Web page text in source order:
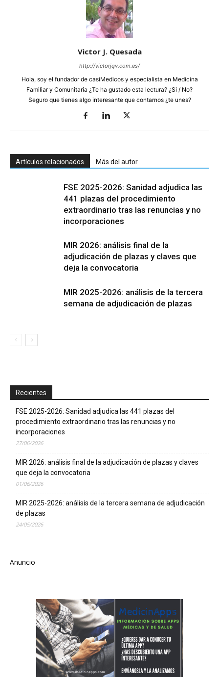
Victor J. Quesada
http://victorjqv.com.es/
Hola, soy el fundador de casiMedicos y especialista en Medicina
Familiar y Comunitaria ¿Te ha gustado esta lectura? ¿Si / No?
Seguro que tienes algo interesante que contarnos ¿te unes?
Artículos relacionados Más del autor
FSE 2025-2026: Sanidad adjudica las
441 plazas del procedimiento
extraordinario tras las renuncias y no
incorporaciones
MIR 2026: análisis final de la
adjudicación de plazas y claves que
deja la convocatoria
MIR 2025-2026: análisis de la tercera
semana de adjudicación de plazas
Recientes
FSE 2025-2026: Sanidad adjudica las 441 plazas del
procedimiento extraordinario tras las renuncias y no
incorporaciones
27/06/2026
MIR 2026: análisis final de la adjudicación de plazas y claves
que deja la convocatoria
01/06/2026
MIR 2025-2026: análisis de la tercera semana de adjudicación
de plazas
24/05/2026
Anuncio